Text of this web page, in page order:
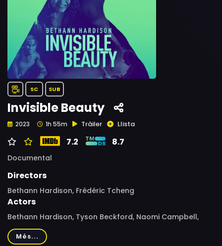
SC SUB
Invisible Beauty
2023 1h 55m Tràiler Llista
7.2 8.7
Documental
Directors
Bethann Hardison, Frédéric Tcheng
Actors
Bethann Hardison, Tyson Beckford, Naomi Campbell,
Tracee Ellis Ross, Zendaya, Kadeem Hardison
Més...